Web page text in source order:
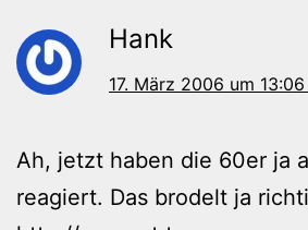
Hank
17. März 2006 um
Ah, jetzt haben die 60er ja
reagiert. Das brodelt ja